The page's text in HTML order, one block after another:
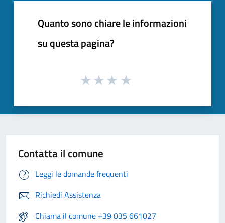
Quanto sono chiare le informazioni
su questa pagina?
Contatta il comune
Leggi le domande frequenti
Richiedi Assistenza
Chiama il comune +39 035 661027